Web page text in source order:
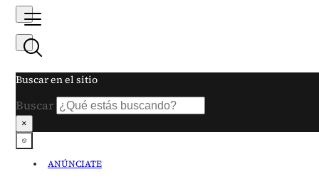
Buscar en el sitio
Buscar
×
ANÚNCIATE